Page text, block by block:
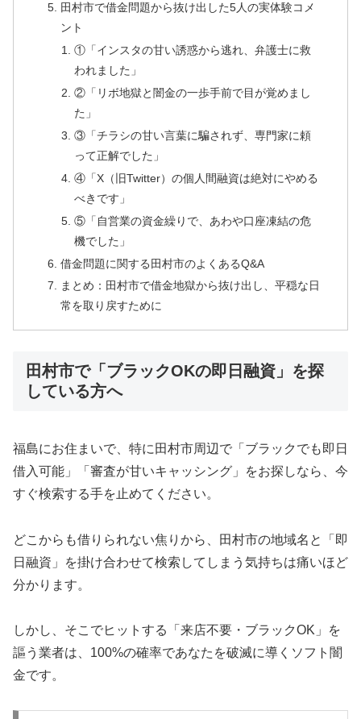
田村市で借金問題から抜け出した5人の実体験コメ
ント
①「インスタの甘い誘惑から逃れ、弁護士に救
われました」
②「リボ地獄と闇金の一歩手前で目が覚めまし
た」
③「チラシの甘い言葉に騙されず、専門家に頼
って正解でした」
④「X（旧Twitter）の個人間融資は絶対にやめる
べきです」
⑤「自営業の資金繰りで、あわや口座凍結の危
機でした」
借金問題に関する田村市のよくあるQ&A
まとめ：田村市で借金地獄から抜け出し、平穏な日
常を取り戻すために
田村市で「ブラックOKの即日融資」を探
している方へ
福島にお住まいで、特に田村市周辺で「ブラックでも即日
借入可能」「審査が甘いキャッシング」をお探しなら、今
すぐ検索する手を止めてください。
どこからも借りられない焦りから、田村市の地域名と「即
日融資」を掛け合わせて検索してしまう気持ちは痛いほど
分かります。
しかし、そこでヒットする「来店不要・ブラックOK」を
謳う業者は、100%の確率であなたを破滅に導くソフト闇
金です。